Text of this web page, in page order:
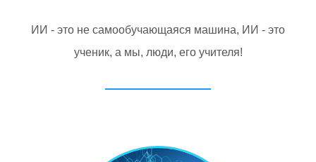
ИИ - это не самообучающаяся машина, ИИ - это
ученик, а мы, люди, его учителя!